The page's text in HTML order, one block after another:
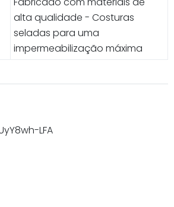
alta qualidade - Costuras
seladas para uma
impermeabilização máxima
LFA